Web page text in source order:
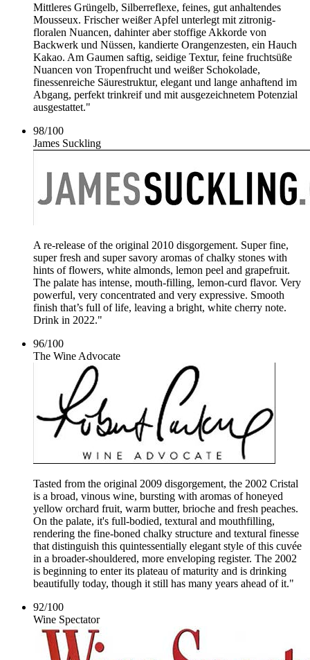
Mittleres Grüngelb, Silberreflexe, feines, gut anhaltendes
Mousseux. Frischer weißer Apfel unterlegt mit zitronig-
floralen Nuancen, dahinter aber stoffige Akkorde von
Backwerk und Nüssen, kandierte Orangenzesten, ein Hauch
Kakao. Am Gaumen saftig, seidige Textur, feine fruchtsüße
Nuancen von Tropenfrucht und weißer Schokolade,
finessenreiche Säurestruktur, elegant und lange anhaftend im
Abgang, perfekt trinkreif und mit ausgezeichnetem Potenzial
ausgestattet."
98/100
James Suckling
A re-release of the original 2010 disgorgement. Super fine,
super fresh and super savory aromas of chalky stones with
hints of flowers, white almonds, lemon peel and grapefruit.
The palate has intense, mouth-filling, lemon-curd flavor. Very
powerful, very concentrated and very expressive. Smooth
finish that’s full of life, leaving a bright, white cherry note.
Drink in 2022."
96/100
The Wine Advocate
Tasted from the original 2009 disgorgement, the 2002 Cristal
is a broad, vinous wine, bursting with aromas of honeyed
yellow orchard fruit, warm butter, brioche and fresh peaches.
On the palate, it's full-bodied, textural and mouthfilling,
rendering the fine-boned chalky structure and textural finesse
that distinguish this quintessentially elegant style of this cuvée
in a broader-shouldered, more enveloping register. The 2002
is beginning to enter its plateau of maturity and is drinking
beautifully today, though it still has many years ahead of it."
92/100
Wine Spectator